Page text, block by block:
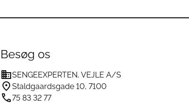
Besøg os
SENGEEXPERTEN, VEJLE A/S
Staldgaardsgade 10, 7100
75 83 32 77